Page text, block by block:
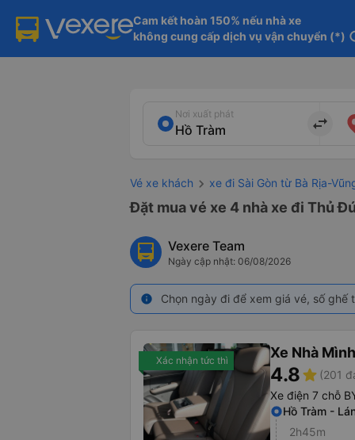
Cam kết hoàn 150% nếu nhà xe
không cung cấp dịch vụ vận chuyển (*)
Nơi xuất phát
import_export
Vé xe khách xe đi Sài Gòn từ Bà Rịa-
Đặt mua vé xe 4 nhà xe đi Thủ
Vexere Team
Ngày cập nhật: 06/08/2026
info Chọn ngày đi để xem giá vé, số
Xác nhận tức thì Xe Nhà
4.8star (201
Xe điện 7 chỗ
Hồ Tràm -
2h45m